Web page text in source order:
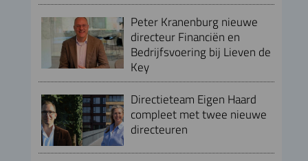
Peter Kranenburg nieuwe
directeur Financiën en
Bedrijfsvoering bij Lieven de
Key
Directieteam Eigen Haard
compleet met twee nieuwe
directeuren